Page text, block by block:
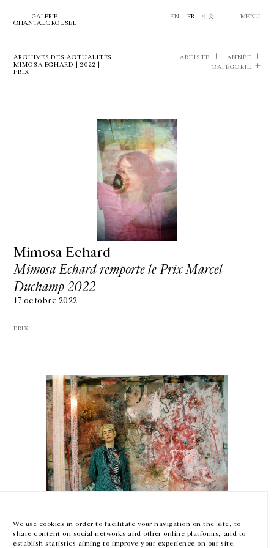
We use cookies in order to facilitate your navigation on the site, to
share content on social networks and other online platforms, and to
establish statistics aiming to improve your experience on our site.
GALERIE
CHANTAL CROUSEL
EN FR 中文 MENU
ARCHIVES DES ACTUALITÉS
MIMOSA ECHARD | 2022 |
PRIX
ARTISTE
ANNÉE
CATÉGORIE
Mimosa Echard
Mimosa Echard remporte le Prix Marcel
Duchamp 2022
17 octobre 2022
PRIX
Prix Marcel Duchamp 2022
13 janvier — 17 octobre 2022
GALERIE CHANTAL CROUSEL
10 RUE CHARLOT, 75003 PARIS
+33 1 42 77 38 87
GALERIE@CROUSEL.COM
HORAIRES D'OUVERTURE
DU MARDI AU VENDREDI
LE SAMEDI
EN FR 中文 Facebook Instagram